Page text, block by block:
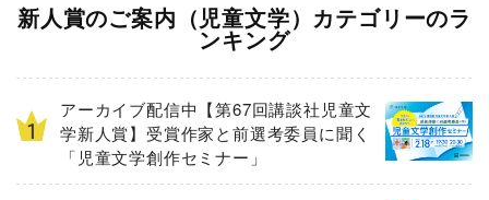
新人賞のご案内（児童文学）カテゴリーのラ
ンキング
アーカイブ配信中【第67回講談社児童文
学新人賞】受賞作家と前選考委員に聞く
「児童文学創作セミナー」